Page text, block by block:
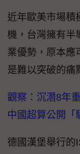
近年歐美市場積
機，台灣擁有半
業優勢，原本應
是難以突破的痛
觀察：沉潛8年
中國超算公開「
德國漢堡舉行的